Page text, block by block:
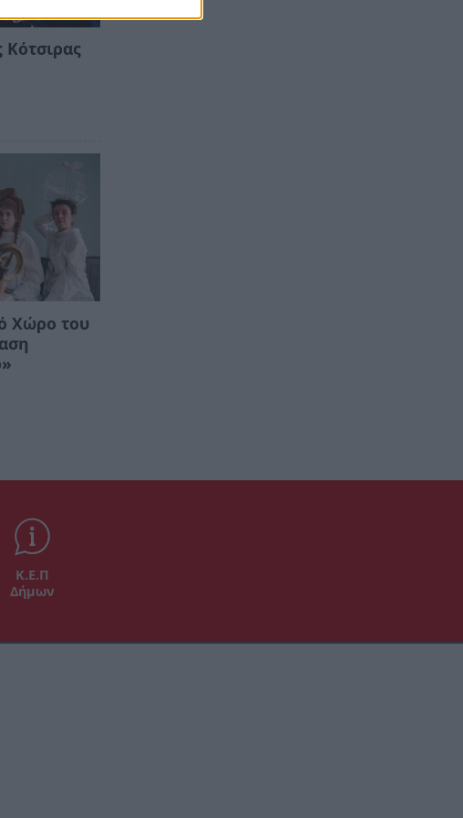
Κότσιρας
Χώρο του
Κ.Ε.Π
Δήμων